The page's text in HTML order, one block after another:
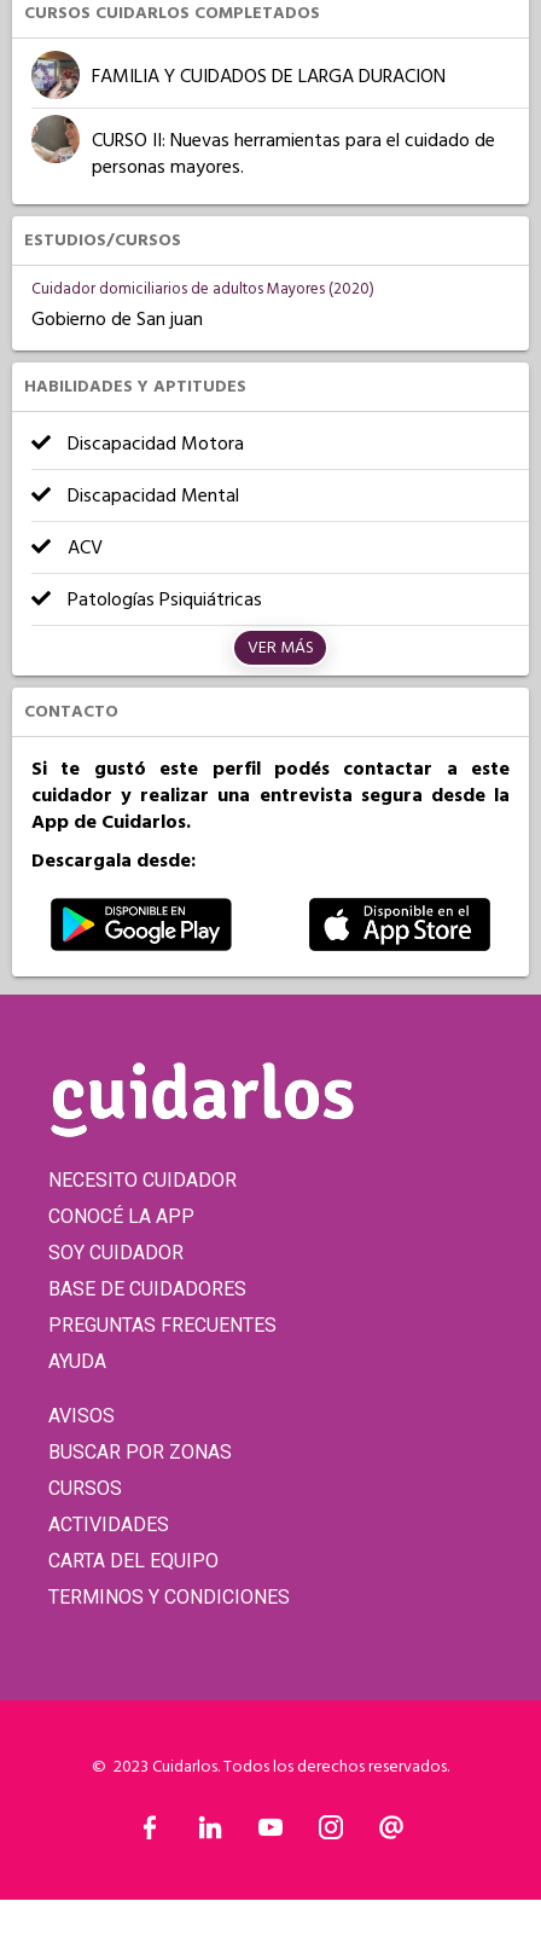
CURSOS CUIDARLOS COMPLETADOS
FAMILIA Y CUIDADOS DE LARGA DURACION
CURSO II: Nuevas herramientas para el cuidado de
personas mayores.
ESTUDIOS/CURSOS
Cuidador domiciliarios de adultos Mayores (2020)
Gobierno de San juan
HABILIDADES Y APTITUDES
Discapacidad Motora
Discapacidad Mental
ACV
Patologías Psiquiátricas
VER MÁS
CONTACTO
Si te gustó este perfil podés contactar a este
cuidador y realizar una entrevista segura desde la
App de Cuidarlos.
Descargala desde:
NECESITO CUIDADOR
CONOCÉ LA APP
SOY CUIDADOR
BASE DE CUIDADORES
PREGUNTAS FRECUENTES
AYUDA
AVISOS
BUSCAR POR ZONAS
CURSOS
ACTIVIDADES
CARTA DEL EQUIPO
TERMINOS Y CONDICIONES
© 2023 Cuidarlos. Todos los derechos reservados.